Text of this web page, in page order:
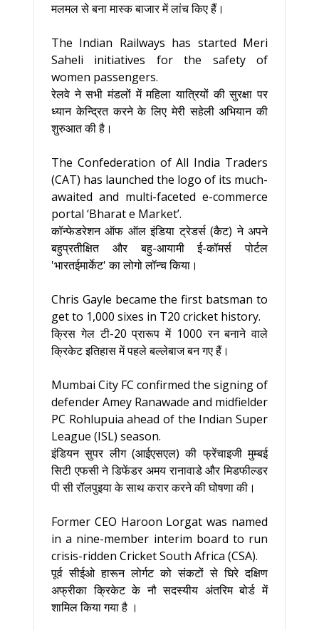
मलमल से बना मास्क बाजार में लांच किए हैं।
The Indian Railways has started Meri
Saheli initiatives for the safety of
women passengers.
रेलवे ने सभी मंडलों में महिला यात्रियों की सुरक्षा पर
ध्‍यान केन्द्रित करने के लिए मेरी सहेली अभियान की
शुरुआत की है।
The Confederation of All India Traders
(CAT) has launched the logo of its much-
awaited and multi-faceted e-commerce
portal ‘Bharat e Market’.
कॉन्फेडरेशन ऑफ ऑल इंडिया ट्रेडर्स (कैट) ने अपने
बहुप्रतीक्षित और बहु-आयामी ई-कॉमर्स पोर्टल
'भारतईमार्केट' का लोगो लॉन्च किया।
Chris Gayle became the first batsman to
get to 1,000 sixes in T20 cricket history.
क्रिस गेल टी-20 प्रारूप में 1000 रन बनाने वाले
क्रिकेट इतिहास में पहले बल्लेबाज बन गए हैं।
Mumbai City FC confirmed the signing of
defender Amey Ranawade and midfielder
PC Rohlupuia ahead of the Indian Super
League (ISL) season.
इंडियन सुपर लीग (आईएसएल) की फ्रेंचाइजी मुम्बई
सिटी एफसी ने डिफेंडर अमय रानावाडे और मिडफील्डर
पी सी रॉलपुइया के साथ करार करने की घोषणा की।
Former CEO Haroon Lorgat was named
in a nine-member interim board to run
crisis-ridden Cricket South Africa (CSA).
पूर्व सीईओ हारून लोर्गट को संकटों से घिरे दक्षिण
अफ्रीका क्रिकेट के नौ सदस्यीय अंतरिम बोर्ड में
शामिल किया गया है ।